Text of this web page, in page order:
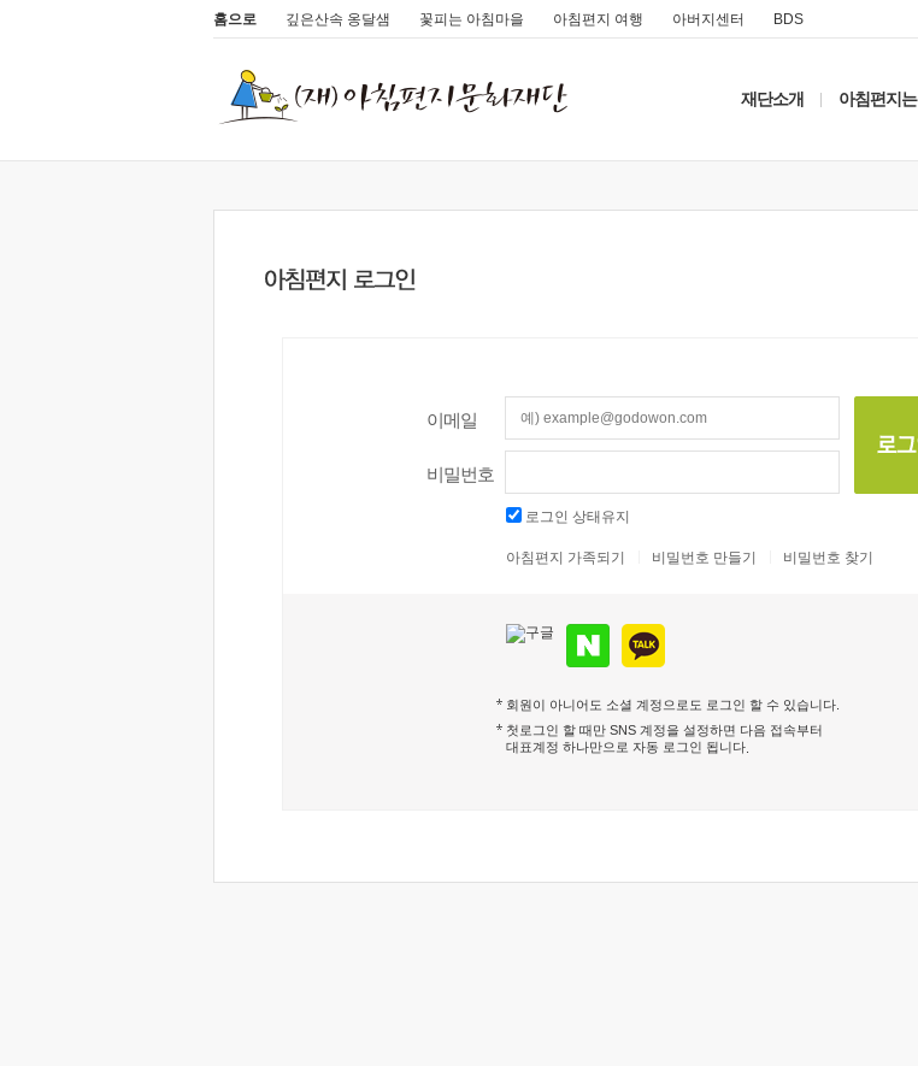
홈으로 깊은산속 옹달샘 꽃피는 아침마을 아침편지 여행 아버지센터 BDS
재단소개 아침편지는
이메일
비밀번호
로그인 상태유지
아침편지 가족되기 비밀번호 만들기 비밀번호 찾기
회원이 아니어도 소셜 계정으로도 로그인 할 수 있습니다.
첫로그인 할 때만 SNS 계정을 설정하면 다음 접속부터
대표계정 하나만으로 자동 로그인 됩니다